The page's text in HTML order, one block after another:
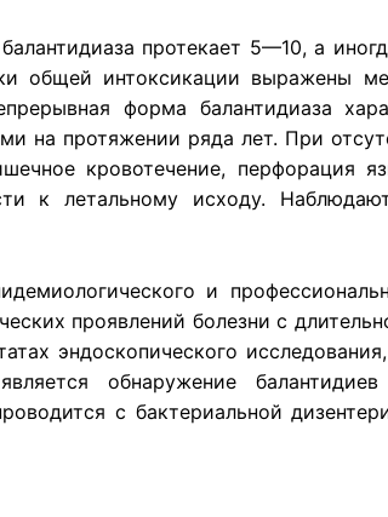
протекает 5—10, а
общей интоксикации выражены
форма балантидиаза
на протяжении ряда лет. При
кровотечение, перфорация
к летальному исходу.
и
проявлений болезни с
эндоскопического
обнаружение
с бактериальной